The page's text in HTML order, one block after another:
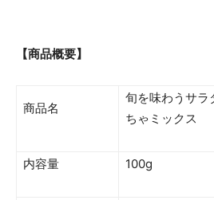
【商品概要】
商品名
旬を味わうサ
ちゃミックス
内容量 100g